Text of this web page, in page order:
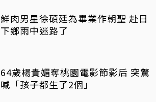
鮮肉男星徐碩廷為畢業作朝聖 赴日
下鄉雨中迷路了
64歲楊貴媚奪桃園電影節影后 突驚
喊「孩子都生了2個」